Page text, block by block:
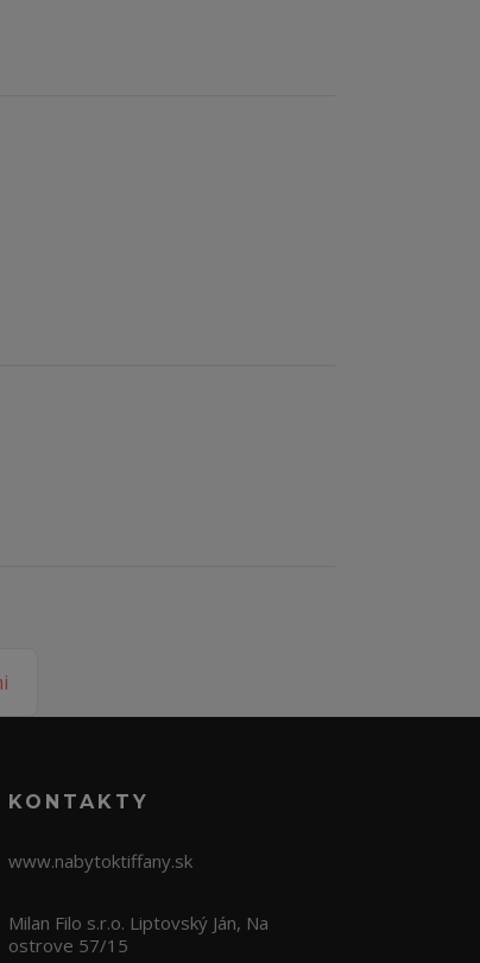
KONTAKTY
www.nabytoktiffany.sk
Milan Filo s.r.o. Liptovský Ján, Na
ostrove 57/15